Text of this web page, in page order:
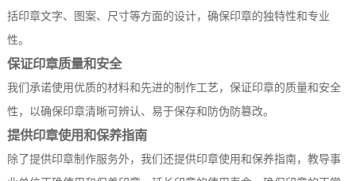
括印章文字、图案、尺寸等方面的设计，确保印章的独特性和专业
性。
保证印章质量和安全
我们承诺使用优质的材料和先进的制作工艺，保证印章的质量和安全
性，以确保印章清晰可辨认、易于保存和防伪防篡改。
提供印章使用和保养指南
除了提供印章制作服务外，我们还提供印章使用和保养指南，教导事